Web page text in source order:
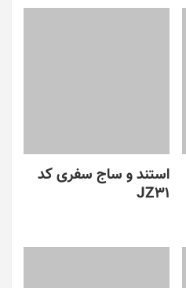
استند و ساج سفری کد
JZ31